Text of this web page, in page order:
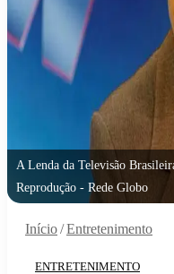
A Lenda da Televisão
Reprodução - Rede Globo
Início/Entretenimento
ENTRETENIMENTO